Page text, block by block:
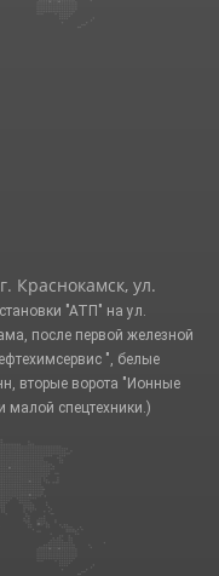
Краснокамск, ул.
"АТП" на ул.
после первой железной
", белые
вторые ворота "Ионные
малой спецтехники.)